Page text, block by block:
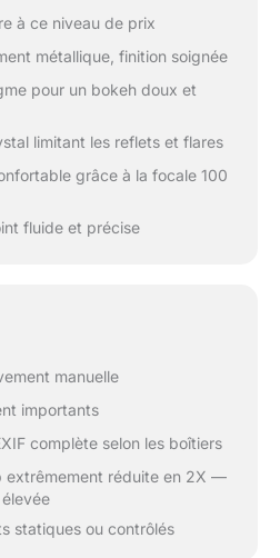
à ce niveau de prix
métallique, finition soignée
pour un bokeh doux et
limitant les reflets et flares
grâce à la focale 100
fluide et précise
manuelle
importants
complète selon les boîtiers
extrêmement réduite en 2X —
statiques ou contrôlés